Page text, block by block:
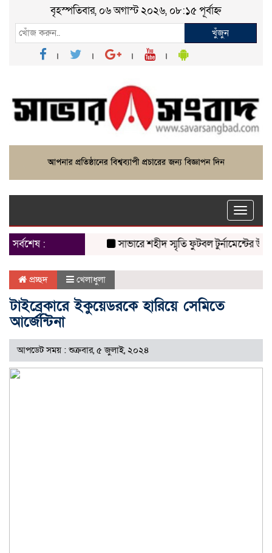
বৃহস্পতিবার, ০৬ অগাস্ট ২০২৬, ০৮:১৫ পূর্বাহ্ন
খুঁজুন
Toggle
সর্বশেষ :
সাভারে শহীদ স্মৃতি ফুটবল টুর্নামেন্টের উদ্বোধন
প্রচ্ছদ খেলাধুলা
টাইব্রেকারে ইকুয়েডরকে হারিয়ে সেমিতে
আর্জেন্টিনা
আপডেট সময় : শুক্রবার, ৫ জুলাই, ২০২৪